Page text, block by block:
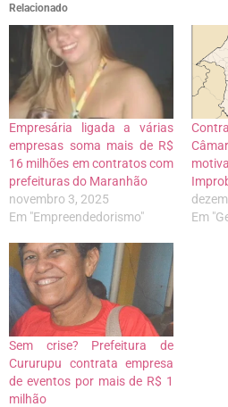
Relacionado
Empresária ligada a várias
empresas soma mais de R$
16 milhões em contratos com
prefeituras do Maranhão
novembro 3, 2025
Em "Empreendedorismo"
Em
Sem crise? Prefeitura de
Cururupu contrata empresa
de eventos por mais de R$ 1
milhão